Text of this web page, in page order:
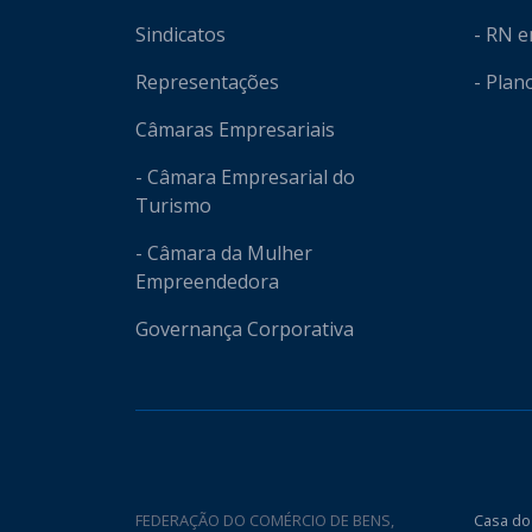
Sindicatos
Representações
Câmaras Empresariais
- Câmara Empresarial do
Turismo
- Câmara da Mulher
Empreendedora
Governança Corporativa
- RN
-
FEDERAÇÃO DO COMÉRCIO DE BENS, Casa